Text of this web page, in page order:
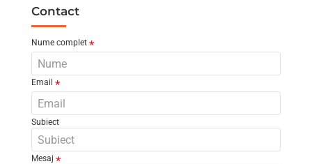
Contact
Nume complet
Email
Subiect
Mesaj